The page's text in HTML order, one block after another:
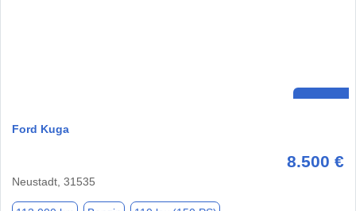
Ford Kuga
8.500 €
Neustadt, 31535